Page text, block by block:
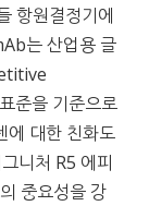
항원결정기에
는 산업용 글
준을 기준으로
에 대한 친화도
니처 R5 에피
중요성을 강